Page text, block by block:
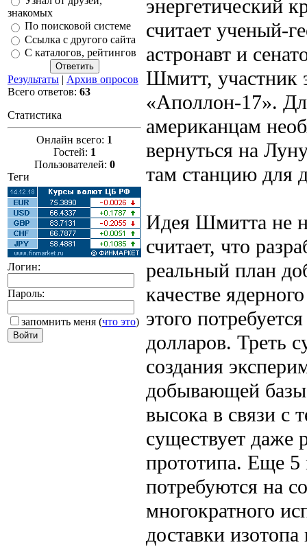
знакомых
По поисковой системе
Ссылка с другого сайта
С каталогов, рейтингов
Результаты | Архив опросов
Всего ответов: 63
Статистика
Онлайн всего: 1
Гостей: 1
Пользователей: 0
Теги
Логин:
Пароль:
запомнить меня (что это)
энергетический
считает ученый-
астронавт и
Шмитт, участник
«Аполлон-17».
американцам
вернуться на
там станцию для
Идея Шмитта не
считает, что
реальный план
качестве
этого
долларов. Треть
создания
добывающей
высока в связи с
существует даже
прототипа. Еще 5
потребуются на
многократного
доставки